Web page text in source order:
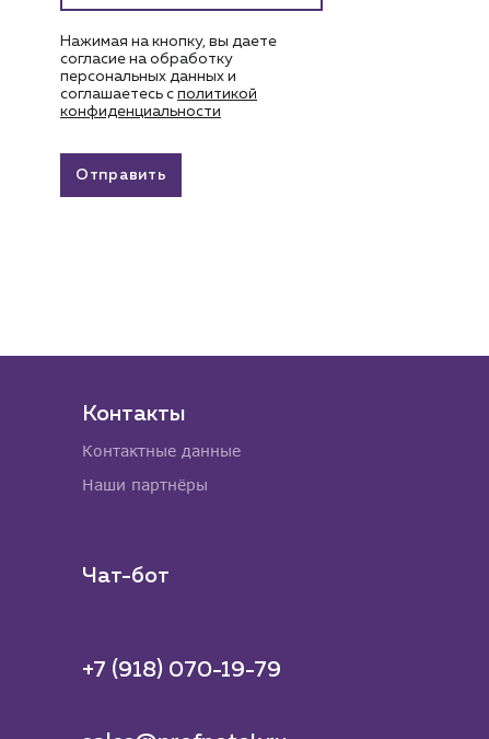
Нажимая на кнопку, вы даете
согласие на обработку
персональных данных и
соглашаетесь c политикой
конфиденциальности
Отправить
Контакты
Контактные данные
Наши партнёры
Чат-бот
+7 (918) 070-19-79